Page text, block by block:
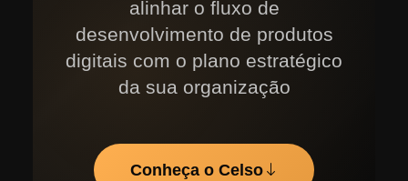
alinhar o fluxo de
desenvolvimento de produtos
digitais com o plano estratégico
da sua organização
Conheça o Celso